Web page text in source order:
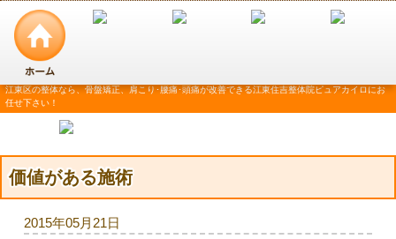
江東区の整体なら、骨盤矯正、肩こり･腰痛･頭痛が改善できる江東住吉整体院ピュアカイロにお
任せ下さい！
価値がある施術
2015年05月21日